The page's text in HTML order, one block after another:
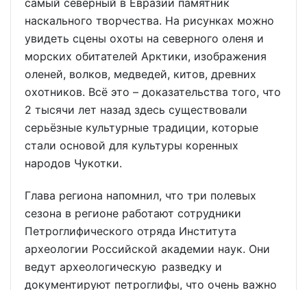
самый северный в Евразии памятник
наскального творчества. На рисунках можно
увидеть сцены охоты на северного оленя и
морских обитателей Арктики, изображения
оленей, волков, медведей, китов, древних
охотников. Всё это – доказательства того, что
2 тысячи лет назад здесь существовали
серьёзные культурные традиции, которые
стали основой для культуры коренных
народов Чукотки.
Глава региона напомнил, что три полевых
сезона в регионе работают сотрудники
Петроглифического отряда Института
археологии Российской академии наук. Они
ведут археологическую разведку и
документируют петроглифы, что очень важно